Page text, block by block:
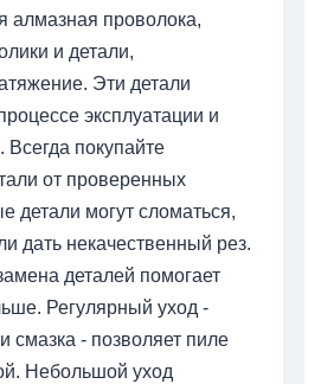
алмазная проволока,
и детали,
Эти детали
эксплуатации и
покупайте
от проверенных
детали могут сломаться,
дать некачественный рез.
деталей помогает
Регулярный уход -
смазка - позволяет пиле
Небольшой уход